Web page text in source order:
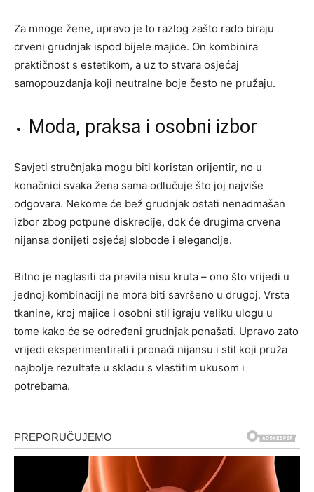
Za mnoge žene, upravo je to razlog zašto rado biraju
crveni grudnjak ispod bijele majice. On kombinira
praktičnost s estetikom, a uz to stvara osjećaj
samopouzdanja koji neutralne boje često ne pružaju.
Moda, praksa i osobni izbor
Savjeti stručnjaka mogu biti koristan orijentir, no u
konačnici svaka žena sama odlučuje što joj najviše
odgovara. Nekome će bež grudnjak ostati nenadmašan
izbor zbog potpune diskrecije, dok će drugima crvena
nijansa donijeti osjećaj slobode i elegancije.
Bitno je naglasiti da pravila nisu kruta – ono što vrijedi u
jednoj kombinaciji ne mora biti savršeno u drugoj. Vrsta
tkanine, kroj majice i osobni stil igraju veliku ulogu u
tome kako će se određeni grudnjak ponašati. Upravo zato
vrijedi eksperimentirati i pronaći nijansu i stil koji pruža
najbolje rezultate u skladu s vlastitim ukusom i
potrebama.